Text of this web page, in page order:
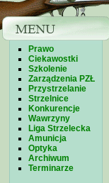
Prawo
Ciekawostki
Szkolenie
Zarządzenia PZŁ
Przystrzelanie
Strzelnice
Konkurencje
Wawrzyny
Liga Strzelecka
Amunicja
Optyka
Archiwum
Terminarze